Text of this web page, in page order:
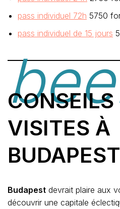
pass individuel 72h 5750
pass individuel de 15 jours
CONSEILS
VISITES À
BUDAPEST
Budapest devrait plaire aux
découvrir une capitale